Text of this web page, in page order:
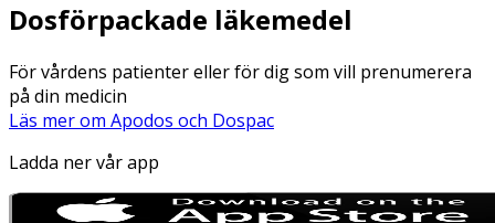
Dosförpackade läkemedel
För vårdens patienter eller för dig som vill prenumerera
på din medicin
Läs mer om Apodos och Dospac
Ladda ner vår app